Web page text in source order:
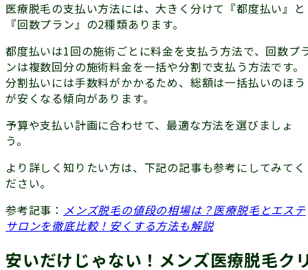
医療脱毛の支払い方法には、大きく分けて『都度払い』と
『回数プラン』の2種類あります。
都度払いは1回の施術ごとに料金を支払う方法で、回数プ
ンは複数回分の施術料金を一括や分割で支払う方法です。
分割払いには手数料がかかるため、総額は一括払いのほう
が安くなる傾向があります。
予算や支払い計画に合わせて、最適な方法を選びましょ
う。
より詳しく知りたい方は、下記の記事も参考にしてみてく
ださい。
参考記事： メンズ脱毛の値段の相場は？医療脱毛とエステ
サロンを徹底比較！安くする方法も解説
安いだけじゃない！メンズ医療脱毛ク